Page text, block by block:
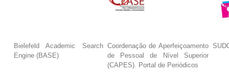
Bielefeld Academic Search
Engine (BASE)
Coordenação de Aperfeiçoamento
de Pessoal de Nível Superior
(CAPES). Portal de Periódicos